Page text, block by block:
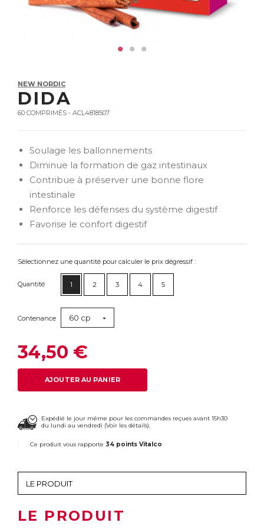
NEW NORDIC
DIDA
60 COMPRIMÉS - ACL4818507
Soulage les ballonnements
Diminue la formation de gaz intestinaux
Contribue à préserver une bonne flore
intestinale
Renforce les défenses du système digestif
Favorise le confort digestif
Sélectionnez une quantité pour calculer le prix dégressif :
Quantité 1 2 3 4 5
Contenance 60 cp
34,50 €
AJOUTER AU PANIER
Expédié le jour même pour les commandes reçues avant 15h30
du lundi au vendredi (Voir les détails).
Ce produit vous rapporte 34 points Vitalco
LE PRODUIT